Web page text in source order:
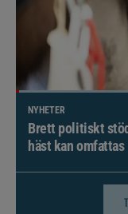
NYHETER
Brett politiskt
häst kan omfattas